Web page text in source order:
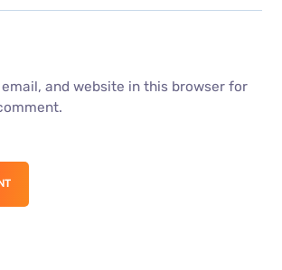
and website in this browser for